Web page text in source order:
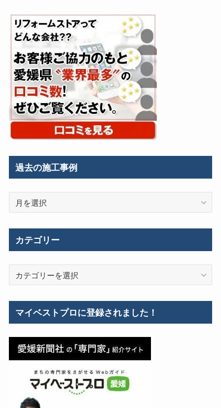
過去の施工事例
去
工
カテゴリー
テ
マイベストプロに登録されました！